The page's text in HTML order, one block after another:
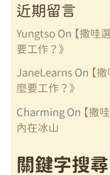
近期留言
Yungtso On 【撒哇
要工作？》
JaneLearns On 【
麼要工作？》
Charming On 【撒
內在冰山
關鍵字搜尋
教
育
計
畫」